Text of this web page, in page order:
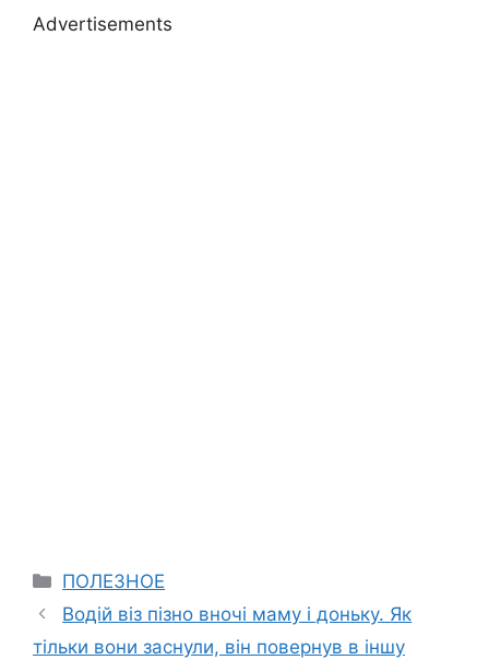
Advertisements
Categories
ПОЛЕЗНОЕ
Водій віз пізно вночі маму і доньку. Як
тільки вони заснули, він повернув в іншу